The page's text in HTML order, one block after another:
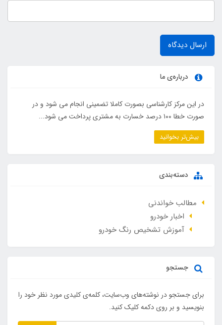
ارسال دیدگاه
درباره‌ی ما
در این مرکز کارشناسی بصورت کاملا تضمینی انجام می شود و در
صورت خطا ۱۰۰ درصد خسارت به مشتری پرداخت می شود...
بیش‌تر بخوانید
دسته‌بندی
مطالب خواندنی
اخبار خودرو
آموزش تشخیص رنگ خودرو
جستجو
برای جستجو در نوشته‌های وب‌سایت، کلمه‌ی کلیدی مورد نظر خود را
بنویسید و بر روی دکمه کلیک کنید.